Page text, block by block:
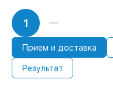
1
Прием и доставка
Результат